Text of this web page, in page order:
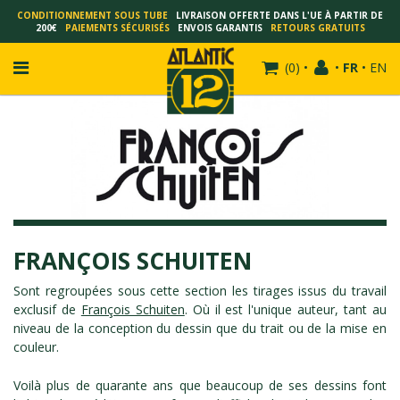
CONDITIONNEMENT SOUS TUBE
LIVRAISON OFFERTE DANS L'UE À PARTIR DE
200€
PAIEMENTS SÉCURISÉS ENVOIS GARANTIS RETOURS GRATUITS
(0) • • FR • EN
FRANÇOIS SCHUITEN
SCHUITEN - PEETERS
SCHUITEN - PLISSART
SCHUITEN - ZILLER
SCHUITEN - LI KUNWU
LUC SCHUITEN
FRANÇOIS SCHUITEN
Sont regroupées sous cette section les tirages issus du travail
exclusif de François Schuiten. Où il est l'unique auteur, tant au
niveau de la conception du dessin que du trait ou de la mise en
couleur.
Voilà plus de quarante ans que beaucoup de ses dessins font